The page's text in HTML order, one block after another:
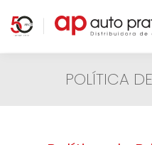
POLÍTICA